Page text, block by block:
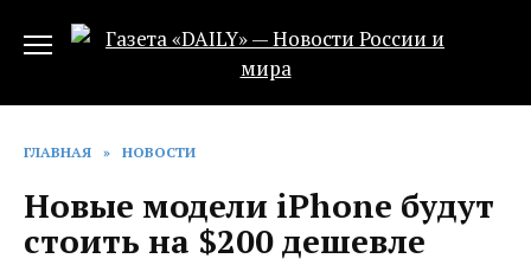
ГЛАВНАЯ » НОВОСТИ
Новые модели iPhone будут
стоить на $200 дешевле